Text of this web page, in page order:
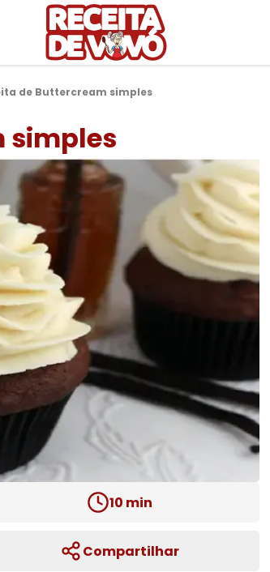
de Buttercream simples
simples
10 min
Compartilhar